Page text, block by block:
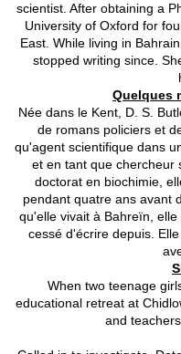
scientist. After obtaining a
University of Oxford for
East. While living in
stopped writing since.
Quelques
Née dans le Kent, D. S.
de romans policiers et
qu'agent scientifique dans
et en tant que chercheur
doctorat en biochimie,
pendant quatre ans avant
qu'elle vivait à Bahreïn,
cessé d'écrire depuis.
When two teenage
educational retreat at
and